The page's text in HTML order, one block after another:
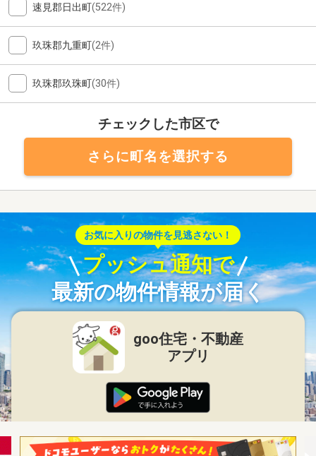
速見郡日出町(522件)
玖珠郡九重町(2件)
玖珠郡玖珠町(30件)
チェックした市区で
さらに町名を選択する
お気に入りの物件を見逃さない！
プッシュ通知で
最新の物件情報が届く
goo住宅・不動産
アプリ